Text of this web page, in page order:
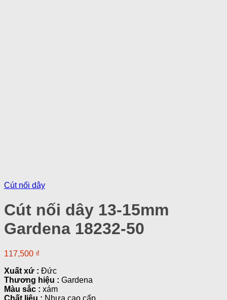
Cút nối dây
Cút nối dây 13-15mm
Gardena 18232-50
117,500 ₫
Xuất xứ : Đức
Thương hiệu : Gardena
Màu sắc : xám
Chất liệu : Nhựa cao cấp